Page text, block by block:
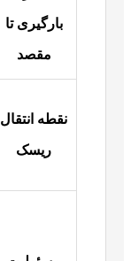
بارگیری تا
مقصد
نقطه انتقال
ریسک